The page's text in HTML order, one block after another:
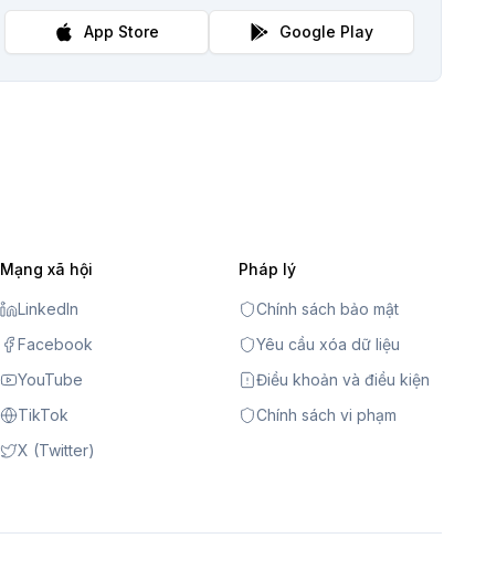
App Store Google Play
Mạng xã hội
LinkedIn
Facebook
YouTube
TikTok
X (Twitter)
Pháp lý
Chính sách bảo mật
Yêu cầu xóa dữ liệu
Điều khoản và điều kiện
Chính sách vi phạm